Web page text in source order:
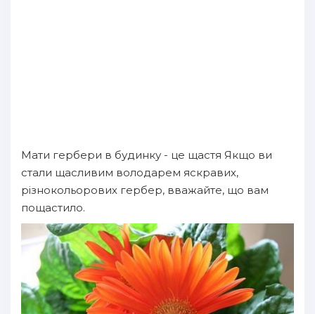
Мати гербери в будинку - це щастя Якщо ви
стали щасливим володарем яскравих,
різнокольорових гербер, вважайте, що вам
пощастило.